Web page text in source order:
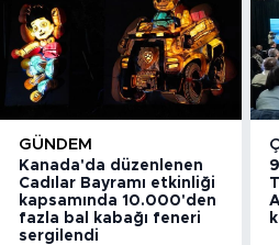
GÜNDEM
Kanada'da düzenlenen
Cadılar Bayramı etkinliği
kapsamında 10.000'den
fazla bal kabağı feneri
sergilendi